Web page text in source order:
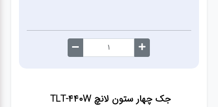
معاینه
جک چهار ستون لانچ TLT-440W